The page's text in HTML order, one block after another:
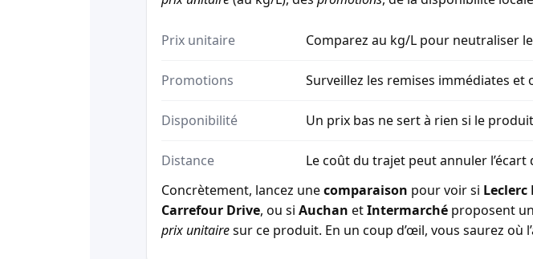
Prix unitaire Comparez au kg/L pour neutraliser
Promotions Surveillez les remises immédiates et
Disponibilité Un prix bas ne sert à rien si le
Distance
Le coût du trajet peut annuler
Concrètement, lancez unecomparaison pour voir si Leclerc
Carrefour Drive, ou si Auchan etIntermarché proposent
prix unitairesur ce produit. En un coup d’œil, vous saurez où